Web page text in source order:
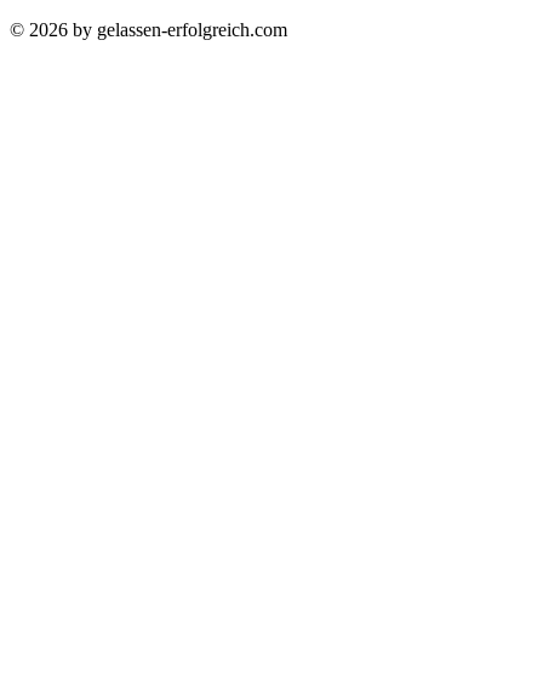
© 2026 by gelassen-erfolgreich.com